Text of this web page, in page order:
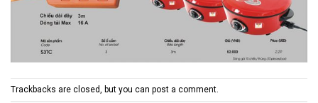
Trackbacks are closed, but you can post a comment.